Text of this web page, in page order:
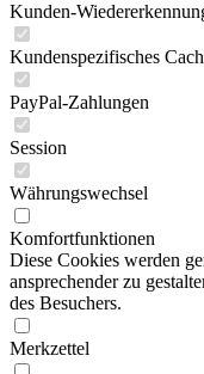
Kunden-
Kundenspezifisches
PayPal-Zahlungen
Session
Währungswechsel
Komfortfunktionen
Diese Cookies werden
ansprechender zu
des Besuchers.
Merkzettel